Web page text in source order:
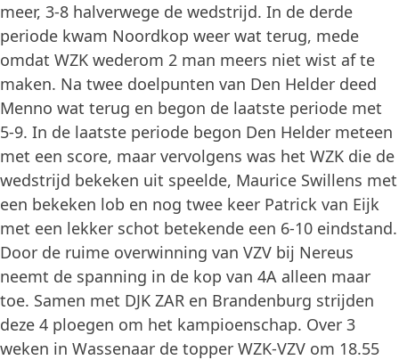
meer, 3-8 halverwege de wedstrijd. In de derde
periode kwam Noordkop weer wat terug, mede
omdat WZK wederom 2 man meers niet wist af te
maken. Na twee doelpunten van Den Helder deed
Menno wat terug en begon de laatste periode met
5-9. In de laatste periode begon Den Helder meteen
met een score, maar vervolgens was het WZK die de
wedstrijd bekeken uit speelde, Maurice Swillens met
een bekeken lob en nog twee keer Patrick van Eijk
met een lekker schot betekende een 6-10 eindstand.
Door de ruime overwinning van VZV bij Nereus
neemt de spanning in de kop van 4A alleen maar
toe. Samen met DJK ZAR en Brandenburg strijden
deze 4 ploegen om het kampioenschap. Over 3
weken in Wassenaar de topper WZK-VZV om 18.55